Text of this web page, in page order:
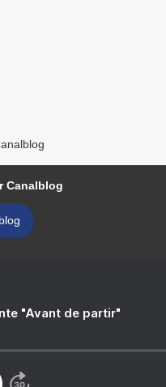
Canalblog
"Avant de partir"